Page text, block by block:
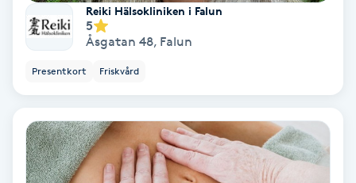
Skönhet
Slingor
Sockring
Spa
Reiki Hälsokliniken i Falun
5
Åsgatan 48, Falun
Presentkort Friskvård